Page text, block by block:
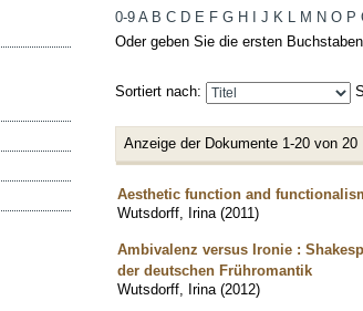
0-9 A B C D E F G H J K L M N O P
Oder geben Sie die ersten
Sortiert nach:
Anzeige der Dokumente 1-20 von 20
Aesthetic function and
Wutsdorff, Irina (2011)
Ambivalenz versus Ironie :
der deutschen Frühromantik
Wutsdorff, Irina (2012)